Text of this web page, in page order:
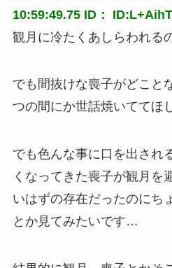
10:59:49.75 ID：
観月に冷たくあしらわれる
でも間抜けな喪子がどこと
つの間にか世話焼いててほ
でも色んな事に口を出され
くなってきた喪子が観月を
いはずの存在だったのにち
とか見てみたいです…